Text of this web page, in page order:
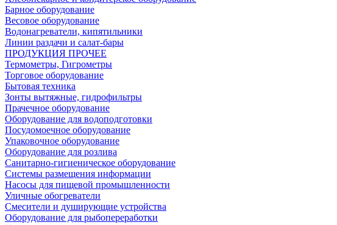
Барное оборудование
Весовое оборудование
Водонагреватели, кипятильники
Линии раздачи и салат-бары
ПРОДУКЦИЯ ПРОЧЕЕ
Термометры, Гигрометры
Торговое оборудование
Бытовая техника
Зонты вытяжные, гидрофильтры
Прачечное оборудование
Оборудование для водоподготовки
Посудомоечное оборудование
Упаковочное оборудование
Оборудование для розлива
Санитарно-гигиеническое оборудование
Системы размещения информации
Насосы для пищевой промышленности
Уличные обогреватели
Смесители и душирующие устройства
Оборудование для рыбопереработки